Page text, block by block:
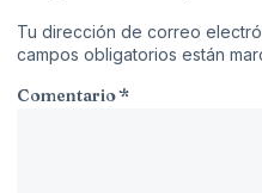
Tu dirección de correo
campos obligatorios están
Comentario*